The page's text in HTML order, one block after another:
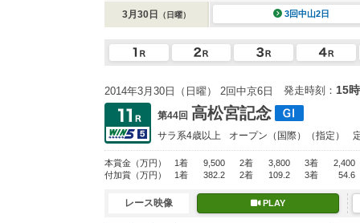
3月30日 （日曜） 3回中山2日
2014年3月30日（日曜） 2回中京6日 発走時刻： 15
第44回 高松宮記念
サラ系4歳以上 オープン （国際）（指定）
本賞金 （万円） 1着 9,500 2着 3,800 3着
2,400
付加賞 （万円） 1着 382.2 2着 109.2 3着 54.6
レース映像 PLAY